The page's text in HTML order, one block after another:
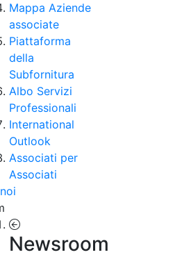
Mappa Aziende
associate
Piattaforma
della
Subfornitura
Albo Servizi
Professionali
International
Outlook
Associati per
Associati
Newsroom